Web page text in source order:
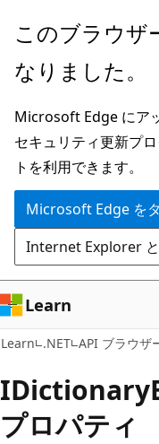
メ
ン
ン
テ
ン
ツ
に
ス
キ
ッ
プ
ペ
ジ
ナ
ビ
ゲ
ー
シ
ョ
ン
に
ス
キ
ッ
プ
このブラウザ
なりました。
Microsoft Edge にア
セキュリティ更新プ
トを利用できます。
Microsoft Edge を
Internet Explorer
Learn
Learn .NET API ブラウザ
IDictionary
プロパティ